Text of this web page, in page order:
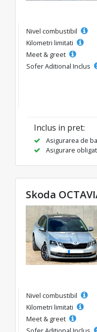
Nivel combustibil
Kilometri limitati
Meet & greet
Sofer Aditional Inclus
Inclus in pret:
Asigurarea de
Asigurare
Skoda
Nivel combustibil
Kilometri limitati
Meet & greet